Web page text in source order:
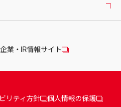
企業・IR情報サイト
リティ方針
個人情報の保護